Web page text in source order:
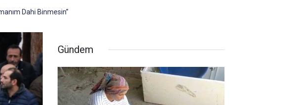
Dahi Binmesin”
Gündem